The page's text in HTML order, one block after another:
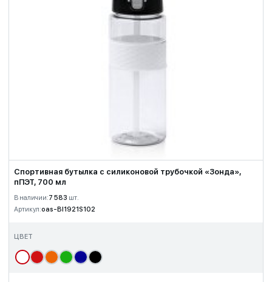
Спортивная бутылка с силиконовой трубочкой «Зонда»,
пПЭТ, 700 мл
В наличии:7 583 шт.
Артикул:oas-BI1921S102
ЦВЕТ